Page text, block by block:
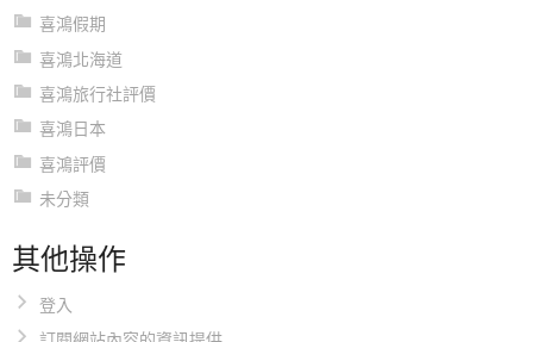
喜鴻假期
喜鴻北海道
喜鴻旅行社評價
喜鴻日本
喜鴻評價
未分類
其他操作
登入